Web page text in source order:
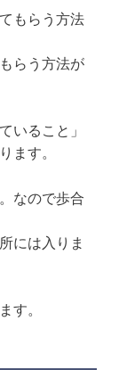
もらう方法
らう方法が
いること」
ます。
なので歩合
には入りま
す。